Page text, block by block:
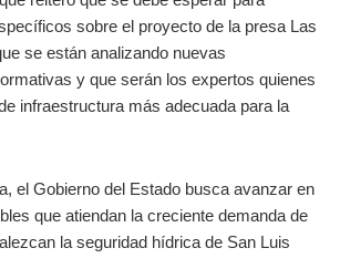
sobre el proyecto de la presa Las
se están analizando nuevas
y que serán los expertos quienes
infraestructura más adecuada para la
el Gobierno del Estado busca avanzar en
que atiendan la creciente demanda de
la seguridad hídrica de San Luis